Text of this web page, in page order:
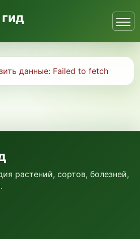
данные: Failed to fetch
растений, сортов, болезней,